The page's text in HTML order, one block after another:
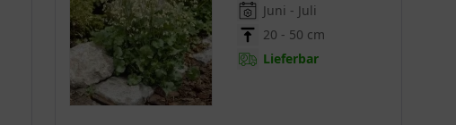
Juni - Juli
20 - 50 cm
Lieferbar